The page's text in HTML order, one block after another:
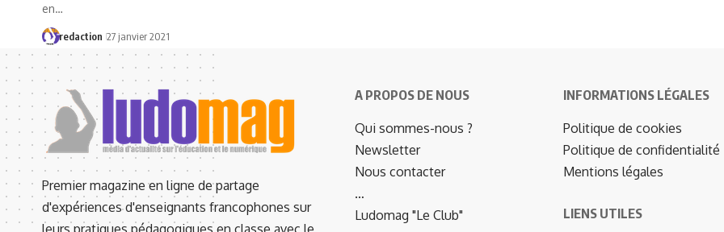
en…
redaction 27 janvier 2021
Premier magazine en ligne de partage
d'expériences d'enseignants francophones sur
leurs pratiques pédagogiques en classe avec le
A PROPOS DE NOUS
Qui sommes-nous ?
Newsletter
Nous contacter
…
Ludomag "Le Club"
INFORMATIONS LÉGALES
Politique de cookies
Politique de confidentialité
Mentions légales
LIENS UTILES